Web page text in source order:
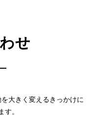
せ
大きく変えるきっかけに
す。